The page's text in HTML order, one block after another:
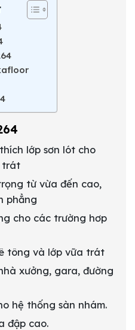
lớp sơn lót cho
trát
từ vừa đến cao,
phẳng
cho các trường hơp
tông và lớp vữa trát
xưởng, gara, đường
hệ thống sàn nhám.
đập cao.